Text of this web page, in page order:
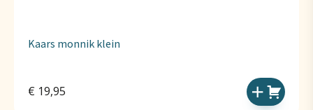
Kaars monnik klein
€ 19,95